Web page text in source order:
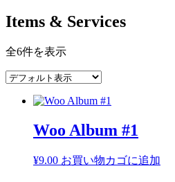
Items & Services
全6件を表示
Woo Album #1
¥9.00 お買い物カゴに追加